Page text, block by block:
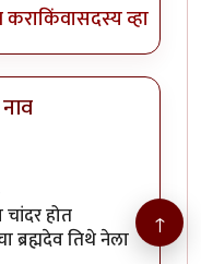
कराकिंवासदस्य व्हा
फार मस्त आहे. by नीधप
होत
ब्रह्मदेव तिथे नेला
↑